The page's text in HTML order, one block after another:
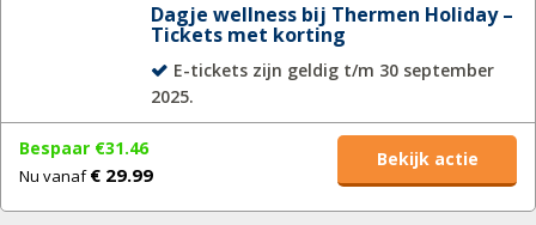
Dagje wellness bij Thermen Holiday –
Tickets met korting
E-tickets zijn geldig t/m 30 september
2025.
Bespaar €31.46
Nu vanaf€ 29.99
Bekijk actie